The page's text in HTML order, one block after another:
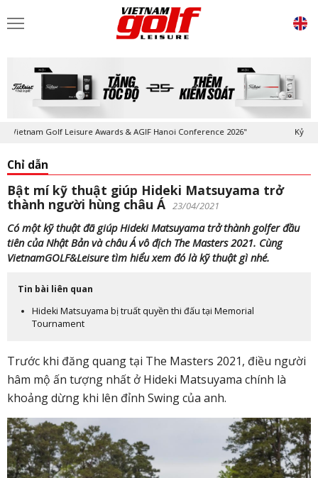
Golf Leisure Awards & AGIF Hanoi Conference 2026" Kỷ niệm
Chỉ dẫn
Bật mí kỹ thuật giúp Hideki Matsuyama trở
thành người hùng châu Á 23/04/2021
Có một kỹ thuật đã giúp Hideki Matsuyama trở thành golfer đầu
tiên của Nhật Bản và châu Á vô địch The Masters 2021. Cùng
VietnamGOLF&Leisure tìm hiểu xem đó là kỹ thuật gì nhé.
Tin bài liên quan
Hideki Matsuyama bị truất quyền thi đấu tại Memorial
Tournament
Trước khi đăng quang tại The Masters 2021, điều người
hâm mộ ấn tượng nhất ở Hideki Matsuyama chính là
khoảng dừng khi lên đỉnh Swing của anh.